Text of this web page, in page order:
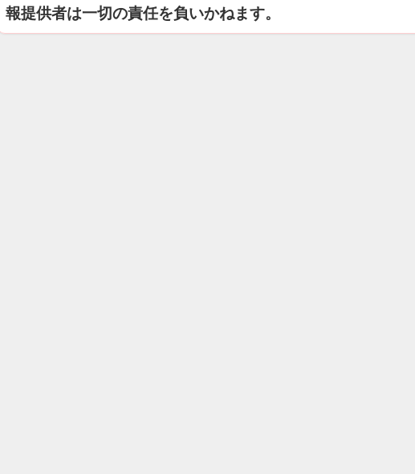
報提供者は一切の責任を負いかねます。